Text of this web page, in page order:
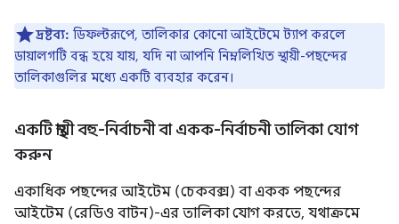
দ্রষ্টব্য: ডিফল্টরূপে, তালিকার কোনো আইটেমে ট্যাপ করলে
ডায়ালগটি বন্ধ হয়ে যায়, যদি না আপনি নিম্নলিখিত স্থায়ী-পছন্দের
তালিকাগুলির মধ্যে একটি ব্যবহার করেন।
একটি স্থায়ী বহু-নির্বাচনী বা একক-নির্বাচনী তালিকা যোগ
করুন
একাধিক পছন্দের আইটেম (চেকবক্স) বা একক পছন্দের
আইটেম (রেডিও বাটন)-এর তালিকা যোগ করতে, যথাক্রমে